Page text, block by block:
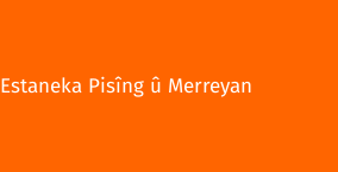
Estaneka Pisîng û Merreyan